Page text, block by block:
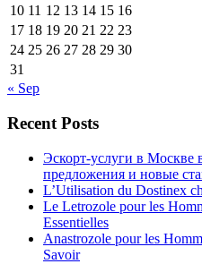
10 11 12 13 14 15 16
17 18 19 20 21 22 23
24 25 26 27 28 29 30
31
« Sep
Recent Posts
Эскорт-услуги в Москве
предложения и новые
L’Utilisation du Dostinex
Le Letrozole pour les
Essentielles
Anastrozole pour les
Savoir